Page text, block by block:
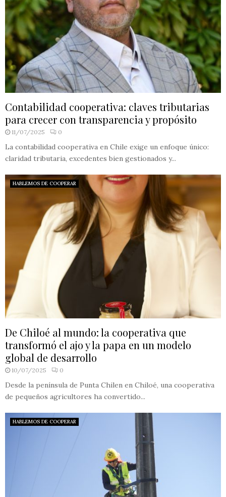
Contabilidad cooperativa: claves tributarias
para crecer con transparencia y propósito
11/07/2025 0
La contabilidad cooperativa en Chile exige un enfoque único:
claridad tributaria, excedentes bien gestionados y...
HABLEMOS DE COOPERAR
De Chiloé al mundo: la cooperativa que
transformó el ajo y la papa en un modelo
global de desarrollo
10/07/2025 0
Desde la península de Punta Chilen en Chiloé, una cooperativa
de pequeños agricultores ha convertido...
HABLEMOS DE COOPERAR